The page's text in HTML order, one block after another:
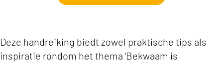
Deze handreiking biedt zowel praktische tips als
inspiratie rondom het thema ‘Bekwaam is